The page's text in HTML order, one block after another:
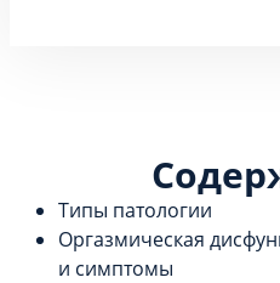
Типы патологии
Оргазмическая
и симптомы